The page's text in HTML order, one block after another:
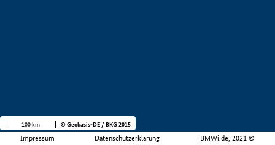
Impressum Datenschutzerklärung BMWi.de, 2021 ©
100 km © Geobasis-DE / BKG 2015